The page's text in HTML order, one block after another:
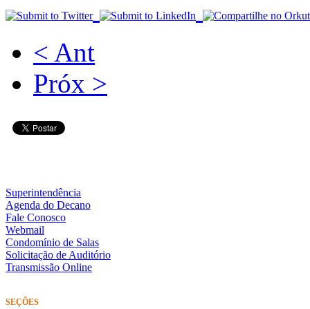
< Ant
Próx >
Superintendência
Agenda do Decano
Fale Conosco
Webmail
Condomínio de Salas
Solicitação de Auditório
Transmissão Online
SEÇÕES